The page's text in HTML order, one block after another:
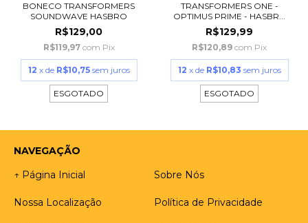
BONECO TRANSFORMERS
SOUNDWAVE HASBRO
R$129,00
R$119,97 com Pix
12 x de R$10,75 sem juros
ESGOTADO
TRANSFORMERS ONE -
OPTIMUS PRIME - HASBR...
R$129,99
R$120,89 com Pix
12 x de R$10,83 sem juros
ESGOTADO
NAVEGAÇÃO
↑ Página Inicial
Sobre Nós
Nossa Localização Política de Privacidade